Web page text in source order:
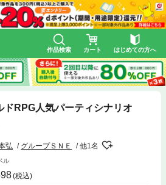
作品検索 カート はじめての方へ
ドRPG人気パーティシナリオ
弘 グループＳＮＥ 他1名
ル
(税込)